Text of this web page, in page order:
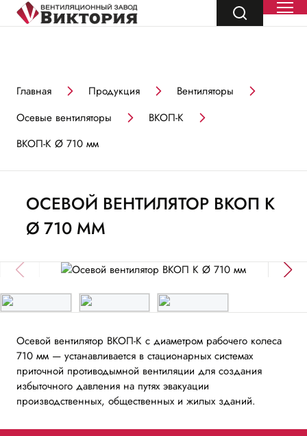
Главная Продукция
Вентиляторы
Осевые вентиляторы
ВКОП-К
ВКОП-К Ø 710 мм
ОСЕВОЙ ВЕНТИЛЯТОР ВКОП К
Ø 710 ММ
Осевой вентилятор ВКОП-К с диаметром рабочего колеса
710 мм — устанавливается в стационарных системах
приточной противодымной вентиляции для создания
избыточного давления на путях эвакуации
производственных, общественных и жилых зданий.